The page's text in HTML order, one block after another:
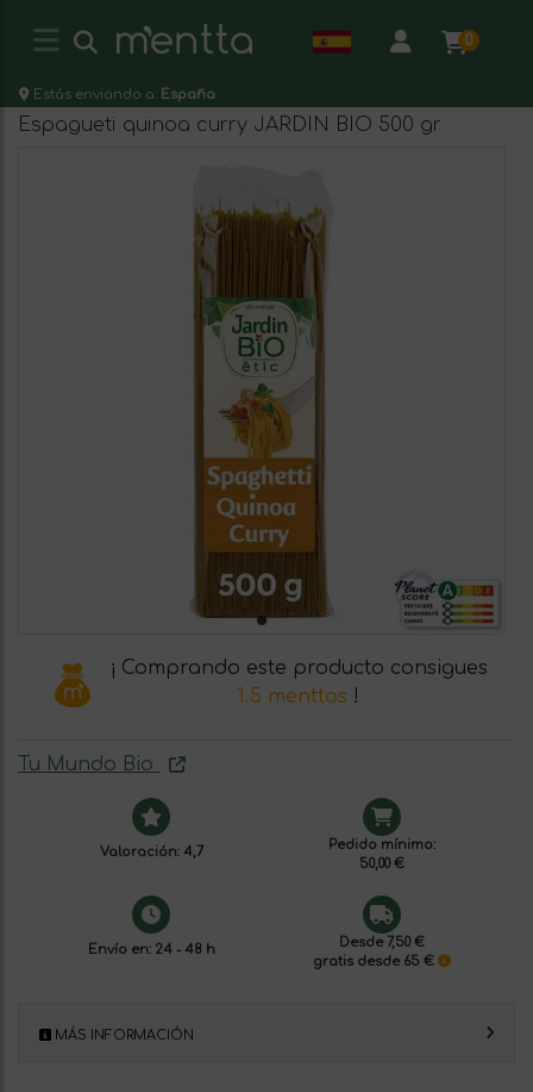
0
Estás enviando a: España
Espagueti quinoa curry JARDIN BIO 500 gr
¡ Comprando este producto consigues
1.5 menttos !
Tu Mundo Bio
Valoración: 4,7
Pedido mínimo:
50,00 €
Envío en: 24 - 48 h
Desde 7,50 €
gratis desde 65 €
MÁS INFORMACIÓN